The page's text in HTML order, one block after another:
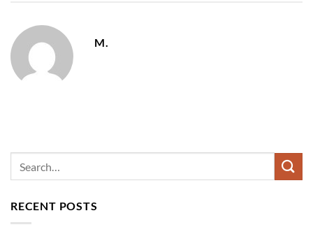
M.
RECENT POSTS